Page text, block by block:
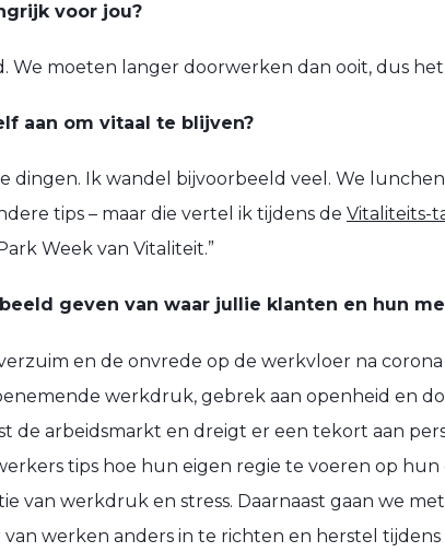
voor jou?
We moeten langer doorwerken dan ooit, dus
aan om vitaal te blijven?
dingen. Ik wandel bijvoorbeeld veel. We
tips – maar die vertel ik tijdens de Vitaliteits-
Week van Vitaliteit.”
geven van waar jullie klanten en hun
en de onvrede op de werkvloer na
werkdruk, gebrek aan openheid en
de arbeidsmarkt en dreigt er een tekort aan
tips hoe hun eigen regie te voeren op
van werkdruk en stress. Daarnaast gaan we
van werken anders in te richten en herstel